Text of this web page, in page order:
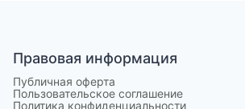
Правовая информация
Публичная оферта
Пользовательское соглашение
Политика конфиденциальности